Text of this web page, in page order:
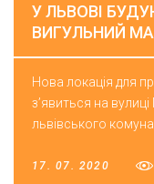
У ЛЬВОВІ
ВИГУЛЬНИЙ
Нова локація для
з’явиться на
львівського
17. 07. 2020